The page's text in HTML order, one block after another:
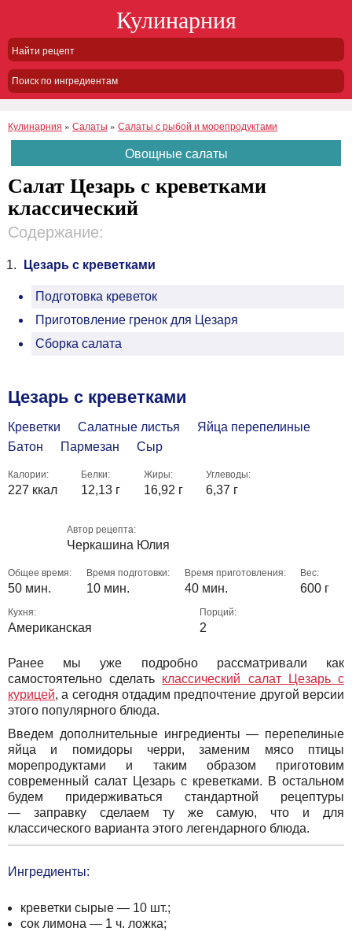
Кулинарния
Поиск по ингредиентам
Кулинарния » Салаты » Салаты с рыбой и морепродуктами
Овощные салаты
Салат Цезарь с креветками
классический
Содержание:
Цезарь с креветками
Подготовка креветок
Приготовление гренок для Цезаря
Сборка салата
Цезарь с креветками
Креветки Салатные листья
Яйца перепелиные
Батон
Пармезан Сыр
Калории:
227 ккал
Белки:
12,13 г
Жиры:
16,92 г
Углеводы:
6,37 г
Автор рецепта:
Черкашина Юлия
Общее время:
50 мин.
Время подготовки:
10 мин.
Время приготовления:
40 мин.
Вес:
600 г
Кухня:
Американская
Порций:
2
Ранее мы уже подробно рассматривали как
самостоятельно сделать классический салат Цезарь с
курицей, а сегодня отдадим предпочтение другой версии
этого популярного блюда.
Введем дополнительные ингредиенты — перепелиные
яйца и помидоры черри, заменим мясо птицы
морепродуктами и таким образом приготовим
современный салат Цезарь с креветками. В остальном
будем придерживаться стандартной рецептуры
— заправку сделаем ту же самую, что и для
классического варианта этого легендарного блюда.
Ингредиенты:
креветки сырые — 10 шт.;
сок лимона — 1 ч. ложка;